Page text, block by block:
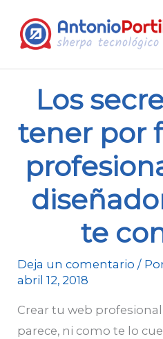
Los
tener por
te
Deja un comentario /
abril 12, 2018
Crear tu web
parece, ni como te lo